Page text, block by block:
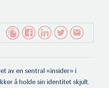
av en sentral «insider» i
å holde sin identitet skjult.